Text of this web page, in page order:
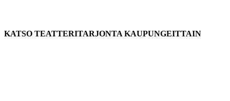
KATSO TEATTERITARJONTA KAUPUNGEITTAIN